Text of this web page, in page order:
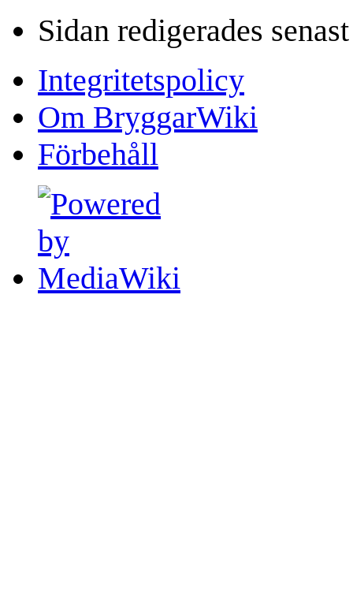
Sidan redigerades
Integritetspolicy
Om BryggarWiki
Förbehåll